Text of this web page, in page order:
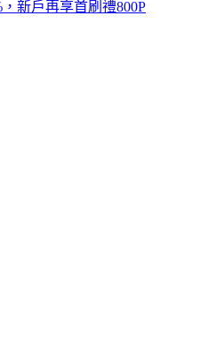
新戶再享首刷禮800P